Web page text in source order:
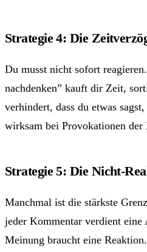
Strategie 4: Die
Du musst nicht sofort
nachdenken” kauft dir Zeit,
verhindert, dass du etwas
wirksam bei Provokationen der
Strategie 5: Die Nicht-
Manchmal ist die stärkste
jeder Kommentar verdient
Meinung braucht eine